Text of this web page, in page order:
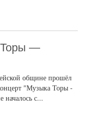
Торы —
общине прошёл
"Музыка Торы -
с...